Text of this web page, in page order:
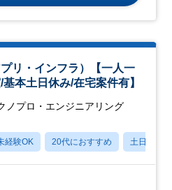
リ・インフラ）【一人一
本土日休み/在宅案件有】
ノプロ・エンジニアリング
経験OK 20代におすすめ 土日祝休み